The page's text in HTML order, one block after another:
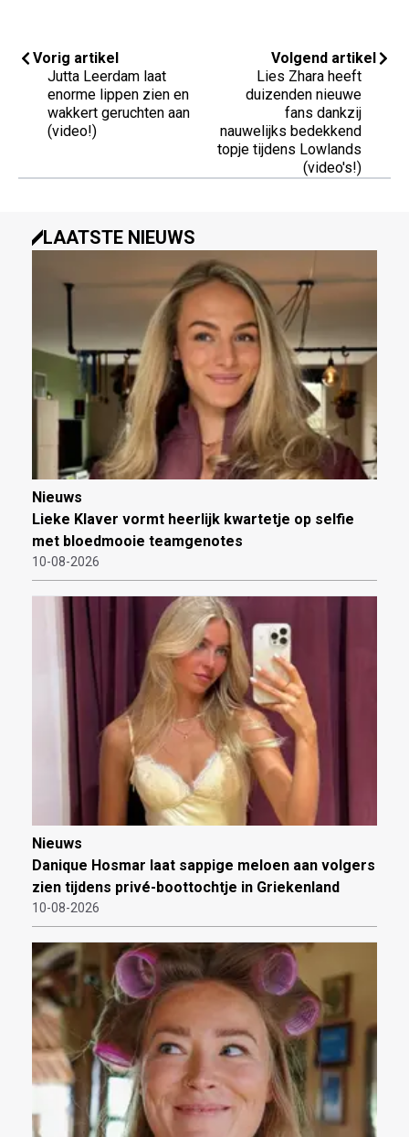
Vorig artikel
Jutta Leerdam laat
enorme lippen zien en
wakkert geruchten aan
(video!)
Volgend artikel
Lies Zhara heeft
duizenden nieuwe
fans dankzij
nauwelijks bedekkend
topje tijdens Lowlands
(video's!)
LAATSTE NIEUWS
Nieuws
Lieke Klaver vormt heerlijk kwartetje op selfie
met bloedmooie teamgenotes
10-08-2026
Nieuws
Danique Hosmar laat sappige meloen aan volgers
zien tijdens privé-boottochtje in Griekenland
10-08-2026